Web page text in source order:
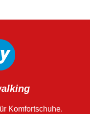
Komfortschuhe.